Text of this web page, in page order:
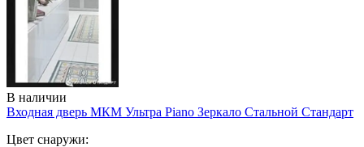
В наличии
Входная дверь МКМ Ультра Piano Зеркало Стальной Стандарт
Цвет снаружи: